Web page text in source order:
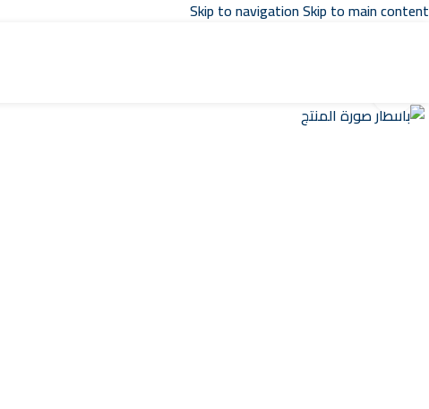
Skip to navigationSkip to main content